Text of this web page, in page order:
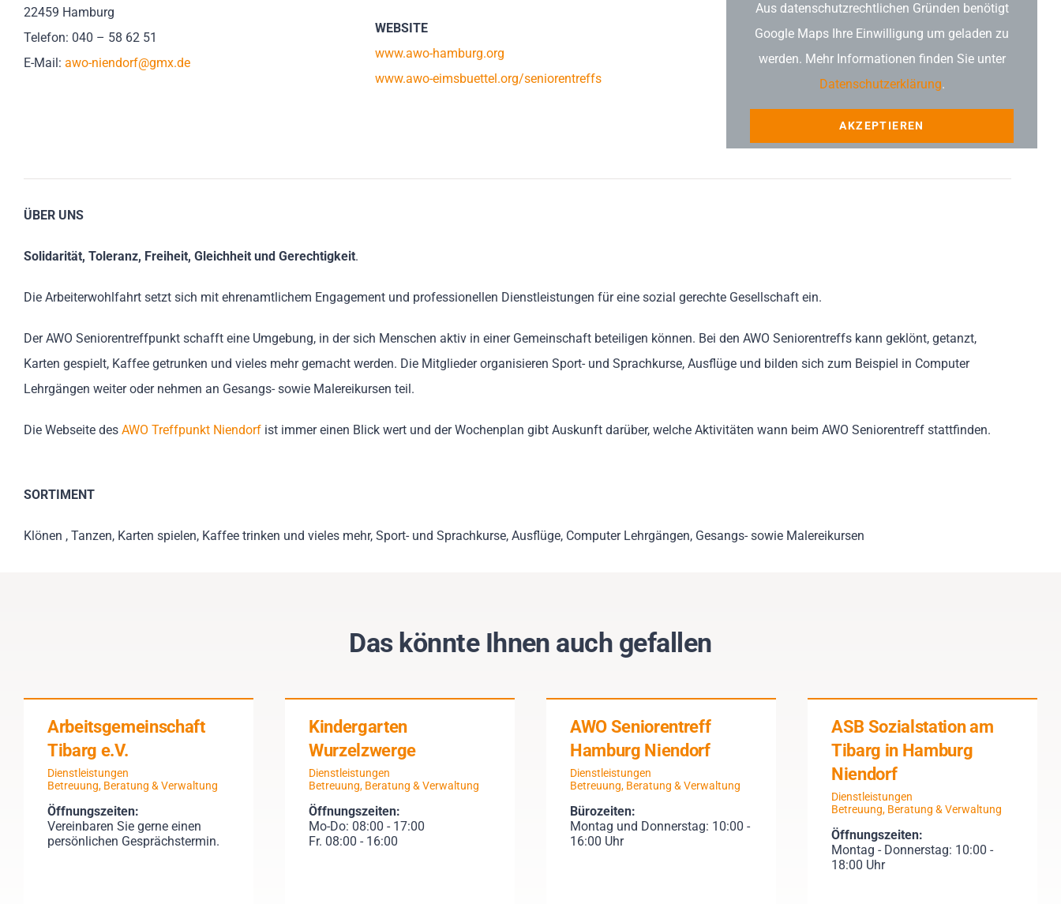
22459 Hamburg
Telefon: 040 – 58 62 51
E-Mail: awo-niendorf@gmx.de
WEBSITE
www.awo-hamburg.org
www.awo-eimsbuettel.org/seniorentreffs
Aus datenschutzrechtlichen Gründen benötigt
Google Maps Ihre Einwilligung um geladen zu
werden. Mehr Informationen finden Sie unter
Datenschutzerklärung.
AKZEPTIEREN
ÜBER UNS
Solidarität, Toleranz, Freiheit, Gleichheit und Gerechtigkeit.
Die Arbeiterwohlfahrt setzt sich mit ehrenamtlichem Engagement und professionellen Dienstleistungen für eine sozial gerechte Gesellschaft ein.
Der AWO Seniorentreffpunkt schafft eine Umgebung, in der sich Menschen aktiv in einer Gemeinschaft beteiligen können. Bei den AWO Seniorentreffs kann geklönt, getanzt,
Karten gespielt, Kaffee getrunken und vieles mehr gemacht werden. Die Mitglieder organisieren Sport- und Sprachkurse, Ausflüge und bilden sich zum Beispiel in Computer
Lehrgängen weiter oder nehmen an Gesangs- sowie Malereikursen teil.
Die Webseite des AWO Treffpunkt Niendorfist immer einen Blick wert und der Wochenplan gibt Auskunft darüber, welche Aktivitäten wann beim AWO Seniorentreff stattfinden.
SORTIMENT
Klönen , Tanzen, Karten spielen, Kaffee trinken und vieles mehr, Sport- und Sprachkurse, Ausflüge, Computer Lehrgängen, Gesangs- sowie Malereikursen
Das könnte Ihnen auch gefallen
Arbeitsgemeinschaft
Tibarg e.V.
Dienstleistungen
Betreuung, Beratung & Verwaltung
Öffnungszeiten:
Vereinbaren Sie gerne einen
persönlichen Gesprächstermin.
Kindergarten
Wurzelzwerge
Dienstleistungen
Betreuung, Beratung & Verwaltung
Öffnungszeiten:
Mo-Do: 08:00 - 17:00
Fr. 08:00 - 16:00
AWO Seniorentreff
Hamburg Niendorf
Dienstleistungen
Betreuung, Beratung & Verwaltung
Bürozeiten:
Montag und Donnerstag: 10:00 -
16:00 Uhr
ASB Sozialstation am
Tibarg in Hamburg
Niendorf
Dienstleistungen
Betreuung, Beratung & Verwaltung
Öffnungszeiten:
Montag - Donnerstag: 10:00 -
18:00 Uhr